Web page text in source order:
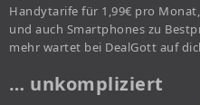
Handytarife für 1,99€ pro
und auch Smartphones zu
mehr wartet bei DealGott auf
… unkompliziert